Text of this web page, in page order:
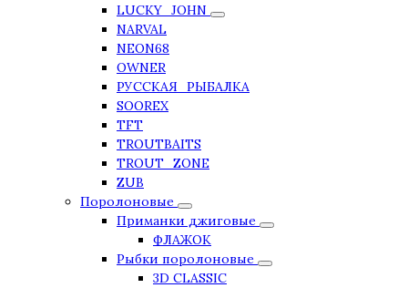
LUCKY_JOHN
NARVAL
NEON68
OWNER
РУССКАЯ_РЫБАЛКА
SOOREX
TFT
TROUTBAITS
TROUT_ZONE
ZUB
Поролоновые
Приманки джиговые
ФЛАЖОК
Рыбки поролоновые
3D CLASSIC